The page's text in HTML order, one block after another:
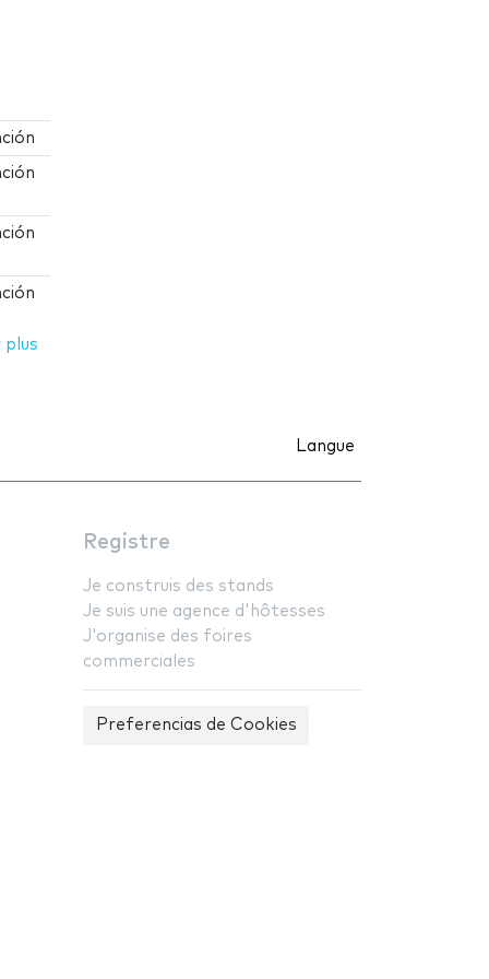
Langue
Registre
Je construis des stands
Je suis une agence d'hôtesses
J'organise des foires
commerciales
Preferencias de Cookies